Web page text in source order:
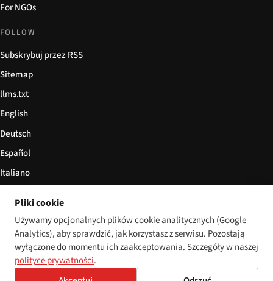
For NGOs
FOLLOW
Subskrybuj przez RSS
Sitemap
llms.txt
English
Deutsch
Español
Italiano
© 2026 Disability World. Wszelkie prawa zastrzeżone. Cookie settings
Pliki cookie
Używamy opcjonalnych plików cookie analitycznych (Google
Analytics), aby sprawdzić, jak korzystasz z serwisu. Pozostają
wyłączone do momentu ich zaakceptowania. Szczegóły w naszej
polityce prywatności.